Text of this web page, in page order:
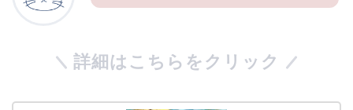
詳細はこちらをクリック